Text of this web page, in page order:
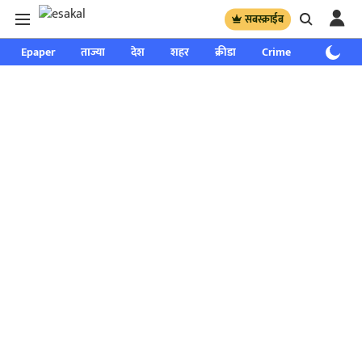
सबस्क्राईब
Epaper ताज्या देश शहर क्रीडा Crime साप्ताहिक